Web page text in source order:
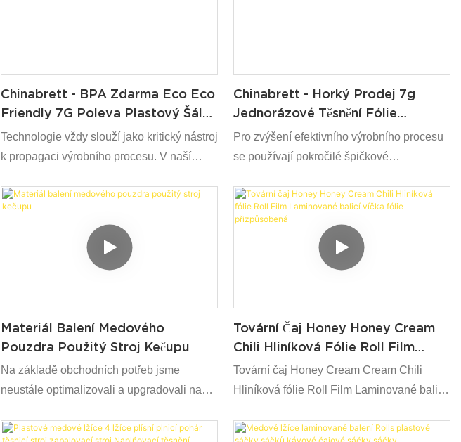
Chinabrett - BPA Zdarma Eco Eco
Friendly 7G Poleva Plastový Šálek
Černý Medový Lžíce S Fólii A
Obaly Plastové Lžíce Medu
Technologie vždy slouží jako kritický nástroj
k propagaci výrobního procesu. V naší
technologie, které byly upgradovány tak,
aby objevily a zaručily BPA zdarma Eco
Friendly 7g Plastovo pohár Black Honey
Lžíce s fóliovým filmem a výkonem obalů.
Když se aplikuje na pole (y), může produkt
Chinabrett - Horký Prodej 7g
Jednorázové Těsnění Fólie
Zabalené Plastové Medové Lžíce
Velkoobchodní Lžíce Z Medu
Pro zvýšení efektivního výrobního procesu
se používají pokročilé špičkové
prodej 7G jednorázové fólie zabalené
plastové medové lžíce velkoobchodní lžíce
Materiál Balení Medového
Pouzdra Použitý Stroj Kečupu
Na základě obchodních potřeb jsme
neustále optimalizovali a upgradovali naše
našemu vysoce účinnému výrobnímu
Tovární Čaj Honey Honey Cream
Chili Hliníková Fólie Roll Film
Laminované Balicí Víčka Fólie
Přizpůsobená
Tovární čaj Honey Cream Cream Chili
Hliníková fólie Roll Film Laminované balicí
vynikající technický výkon a vysoce kvalitní